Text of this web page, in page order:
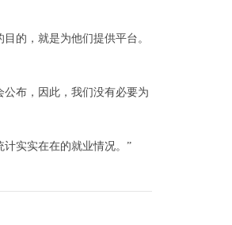
的，就是为他们提供平台。
布，因此，我们没有必要为
实实在在的就业情况。”